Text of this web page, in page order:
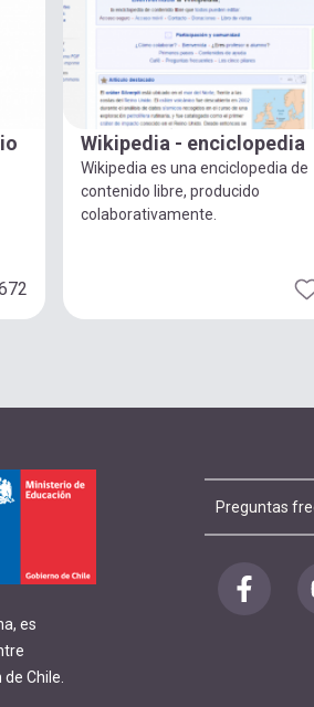
Wikipedia - enciclopedia
Wikipedia es una enciclopedia de
contenido libre, producido
colaborativamente.
es
Chile.
Preguntas